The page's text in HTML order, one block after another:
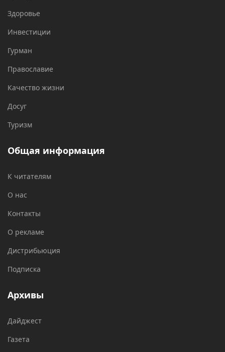
Здоровье
Инвестиции
Гурман
Православие
Качество жизни
Досуг
Туризм
Общая информация
К читателям
О нас
Контакты
О рекламе
Дистрибьюция
Подписка
Архивы
Дайджест
Газета